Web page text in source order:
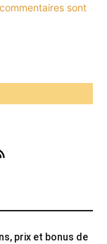
sont
prix et bonus de